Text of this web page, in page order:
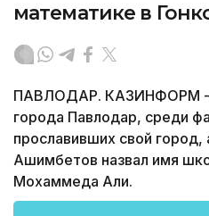
математике в
ПАВЛОДАР. КАЗИНФОРМ -
города Павлодар, среди
прославивших свой
Ашимбетов назвал имя
Мохаммеда Али.